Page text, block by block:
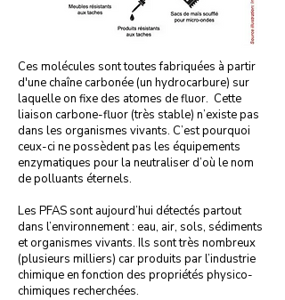
Ces molécules sont toutes fabriquées à partir
d'une chaîne carbonée (un hydrocarbure) sur
laquelle on fixe des atomes de fluor. Cette
liaison carbone-fluor (très stable) n’existe pas
dans les organismes vivants. C’est pourquoi
ceux-ci ne possèdent pas les équipements
enzymatiques pour la neutraliser d’où le nom
de polluants éternels.
Les PFAS sont aujourd’hui détectés partout
dans l’environnement : eau, air, sols, sédiments
et organismes vivants. Ils sont très nombreux
(plusieurs milliers) car produits par l’industrie
chimique en fonction des propriétés physico-
chimiques recherchées.